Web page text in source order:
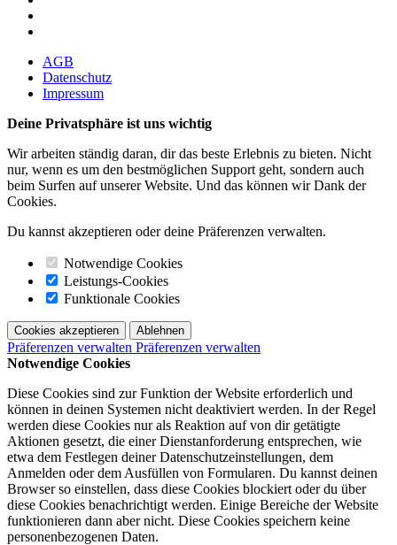
AGB
Datenschutz
Impressum
Deine Privatsphäre ist uns wichtig
Wir arbeiten ständig daran, dir das beste Erlebnis zu bieten. Nicht
nur, wenn es um den bestmöglichen Support geht, sondern auch
beim Surfen auf unserer Website. Und das können wir Dank der
Cookies.
Du kannst akzeptieren oder deine Präferenzen verwalten.
Notwendige Cookies
Leistungs-Cookies
Funktionale Cookies
Cookies akzeptieren Ablehnen
Präferenzen verwalten Präferenzen verwalten
Notwendige Cookies
Diese Cookies sind zur Funktion der Website erforderlich und
können in deinen Systemen nicht deaktiviert werden. In der Regel
werden diese Cookies nur als Reaktion auf von dir getätigte
Aktionen gesetzt, die einer Dienstanforderung entsprechen, wie
etwa dem Festlegen deiner Datenschutzeinstellungen, dem
Anmelden oder dem Ausfüllen von Formularen. Du kannst deinen
Browser so einstellen, dass diese Cookies blockiert oder du über
diese Cookies benachrichtigt werden. Einige Bereiche der Website
funktionieren dann aber nicht. Diese Cookies speichern keine
personenbezogenen Daten.